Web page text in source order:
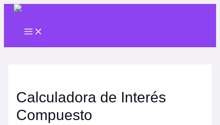
contenido
Main
Menu
Calculadora de Interés
Compuesto